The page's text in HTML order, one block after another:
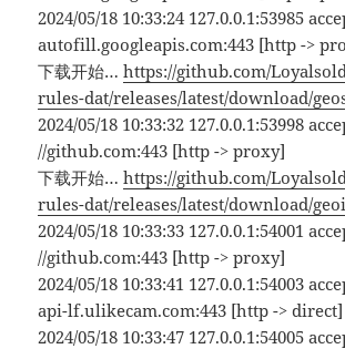
2024/05/18 10:33:24 127.0.0.1:53985
autofill.googleapis.com:443 [http ->
下载开始…https://github.com/
rules-dat/releases/latest/download/
2024/05/18 10:33:32 127.0.0.1:53998
//github.com:443 [http -> proxy]
下载开始…https://github.com/
rules-dat/releases/latest/download/
2024/05/18 10:33:33 127.0.0.1:54001
//github.com:443 [http -> proxy]
2024/05/18 10:33:41 127.0.0.1:54003
api-lf.ulikecam.com:443 [http -> direct]
2024/05/18 10:33:47 127.0.0.1:54005